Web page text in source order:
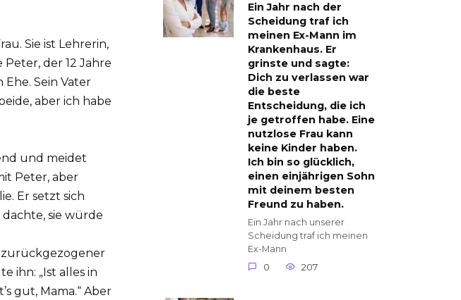
Sie ist Lehrerin,
der 12 Jahre
Sein Vater
aber ich habe
und meidet
Peter, aber
Er setzt sich
dachte, sie würde
zurückgezogener
ihn: „Ist alles in
gut, Mama.“ Aber
Ein Jahr nach der
Scheidung traf ich
meinen Ex-Mann im
Krankenhaus. Er
grinste und sagte:
Dich zu verlassen war
die beste
Entscheidung, die ich
je getroffen habe. Eine
nutzlose Frau kann
keine Kinder haben.
Ich bin so glücklich,
einen einjährigen Sohn
mit deinem besten
Freund zu haben.
Ein Jahr nach unserer
Scheidung traf ich meinen
Ex-Mann
0
207